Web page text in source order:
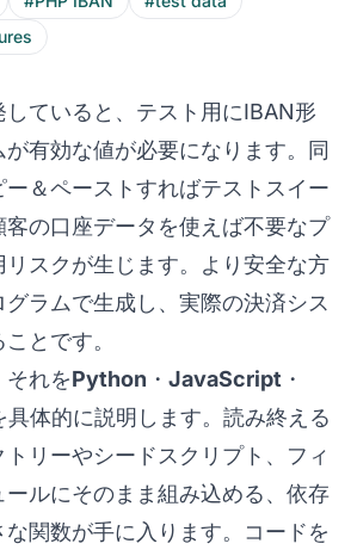
ていると、テスト用にIBAN形
有効な値が必要になります。同
ー＆ペーストすればテストスイー
客の口座データを使えば不要なプ
リスクが生じます。より安全な方
ラムで生成し、実際の決済シス
とです。
それをPython ・ JavaScript ・
具体的に説明します。読み終える
リーやシードスクリプト、フィ
ールにそのまま組み込める、依存
関数が手に入ります。コードを